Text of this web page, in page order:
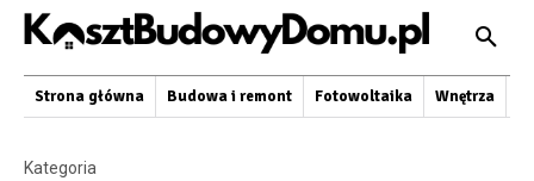
Strona główna Budowa i remont Fotowoltaika Wnętrza
Kategoria